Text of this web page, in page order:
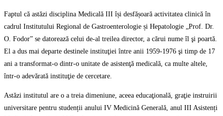
Faptul că astăzi disciplina Medicală III își desfășoară activitatea clinică în
cadrul Institutului Regional de Gastroenterologie și Hepatologie „Prof. Dr.
O. Fodor” se datorează celui de-al treilea director, a cărui nume îl şi poartă.
El a dus mai departe destinele instituţiei între anii 1959-1976 şi timp de 17
ani a transformat-o dintr-o unitate de asistenţă medicală, ca multe altele,
într-o adevărată instituţie de cercetare.
Astăzi institutul are o a treia dimeniune, aceea educaţională, graţie instruirii
universitare pentru studenții anului IV Medicină Generală, anul III Asistenți